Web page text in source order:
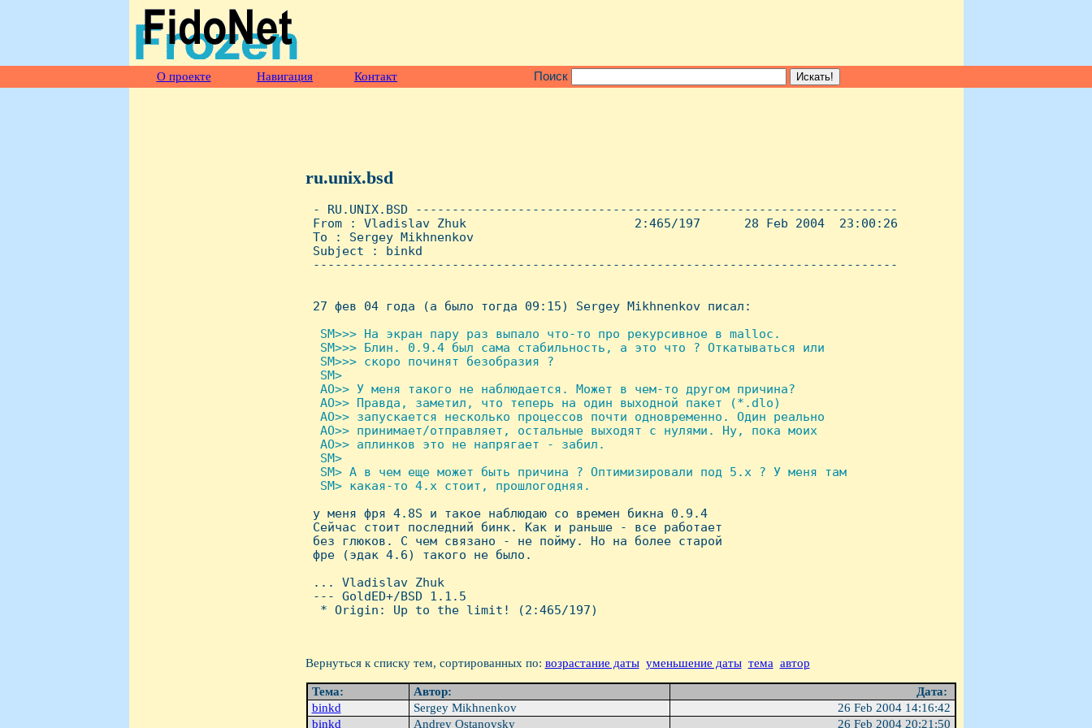
О проекте Навигация Контакт Поиск
ru.unix.bsd
- RU.UNIX.BSD ------------------------------------------------------------------
From : Vladislav Zhuk                       2:465/197      28 Feb 2004  23:00:26
To : Sergey Mikhnenkov
Subject : binkd
--------------------------------------------------------------------------------
27 фев 04 года (а было тогда 09:15) Sergey Mikhnenkov писал:
SM>>> Hа экран пару раз выпало что-то про рекурсивное в malloc.
  SM>>> Блин. 0.9.4 был сама стабильность, а это что ? Откатываться или
  SM>>> скоро починят безобразия ?
  SM>
  AO>> У меня такого не наблюдается. Может в чем-то другом причина?
  AO>> Правда, заметил, что теперь на один выходной пакет (*.dlo)
  AO>> запускается несколько процессов почти одновременно. Один реально
  AO>> принимает/отправляет, остальные выходят с нулями. Hу, пока моих
  AO>> аплинков это не напрягает - забил.
  SM>
  SM> А в чем еще может быть причина ? Оптимизировали под 5.x ? У меня там
  SM> какая-то 4.x стоит, прошлогодняя.
у меня фря 4.8S и такое наблюдаю со времен бикна 0.9.4
Сейчас стоит последний бинк. Как и раньше - все работает
без глюков. С чем связано - не пойму. Hо на более старой
фре (эдак 4.6) такого не было.
... Vladislav Zhuk
--- GoldED+/BSD 1.1.5
  * Origin: Up to the limit! (2:465/197)
Вернуться к списку тем, сортированных по: возрастание даты уменьшение даты тема автор
Тема: Автор:
Дата:
binkd
Sergey Mikhnenkov
26 Feb 2004 14:16:42
binkd
Andrey Ostanovsky 26 Feb 2004 20:21:50